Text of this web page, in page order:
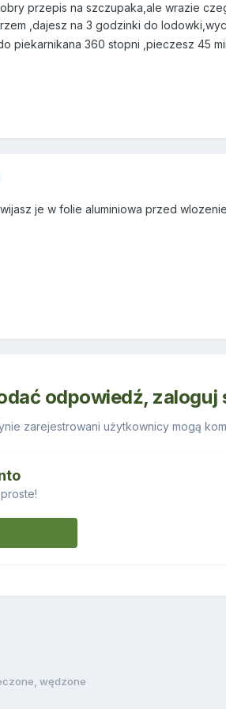
przepis na szczupaka,ale wrazie
,dajesz na 3 godzinki do
piekarnikana 360 stopni ,pieczesz 45
je w folie aluminiowa przed
odpowiedź,
zarejestrowani użytkownicy mogą
wędzone